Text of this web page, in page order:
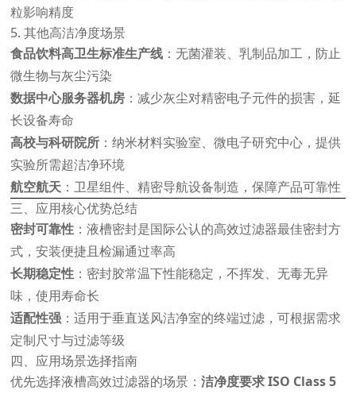
粒影响精度
5. 其他高洁净度场景
食品饮料高卫生标准生产线 ：无菌灌装、乳制品加工，防止
微生物与灰尘污染
数据中心服务器机房 ：减少灰尘对精密电子元件的损害，延
长设备寿命
高校与科研院所 ：纳米材料实验室、微电子研究中心，提供
实验所需超洁净环境
航空航天 ：卫星组件、精密导航设备制造，保障产品可靠性
三、应用核心优势总结
密封可靠性 ：液槽密封是国际公认的高效过滤器最佳密封方
式，安装便捷且检漏通过率高
长期稳定性 ：密封胶常温下性能稳定，不挥发、无毒无异
味，使用寿命长
适配性强：适用于垂直送风洁净室的终端过滤，可根据需求
定制尺寸与过滤等级
四、应用场景选择指南
优先选择液槽高效过滤器的场景：洁净度要求 ISO Class 5